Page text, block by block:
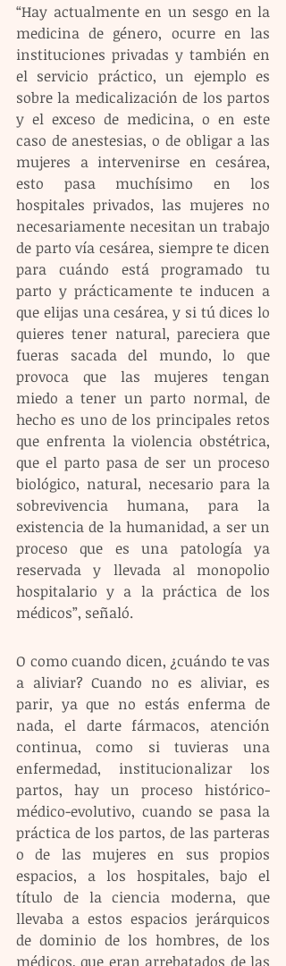
“Hay actualmente en un sesgo en la
medicina de género, ocurre en las
instituciones privadas y también en
el servicio práctico, un ejemplo es
sobre la medicalización de los partos
y el exceso de medicina, o en este
caso de anestesias, o de obligar a las
mujeres a intervenirse en cesárea,
esto pasa muchísimo en los
hospitales privados, las mujeres no
necesariamente necesitan un trabajo
de parto vía cesárea, siempre te dicen
para cuándo está programado tu
parto y prácticamente te inducen a
que elijas una cesárea, y si tú dices lo
quieres tener natural, pareciera que
fueras sacada del mundo, lo que
provoca que las mujeres tengan
miedo a tener un parto normal, de
hecho es uno de los principales retos
que enfrenta la violencia obstétrica,
que el parto pasa de ser un proceso
biológico, natural, necesario para la
sobrevivencia humana, para la
existencia de la humanidad, a ser un
proceso que es una patología ya
reservada y llevada al monopolio
hospitalario y a la práctica de los
médicos”, señaló.
O como cuando dicen, ¿cuándo te vas
a aliviar? Cuando no es aliviar, es
parir, ya que no estás enferma de
nada, el darte fármacos, atención
continua, como si tuvieras una
enfermedad, institucionalizar los
partos, hay un proceso histórico-
médico-evolutivo, cuando se pasa la
práctica de los partos, de las parteras
o de las mujeres en sus propios
espacios, a los hospitales, bajo el
título de la ciencia moderna, que
llevaba a estos espacios jerárquicos
de dominio de los hombres, de los
médicos, que eran arrebatados de las